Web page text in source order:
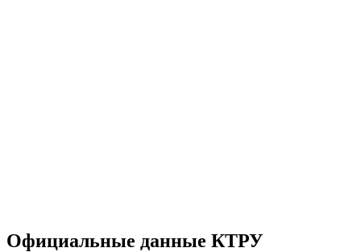
Официальные данные КТРУ